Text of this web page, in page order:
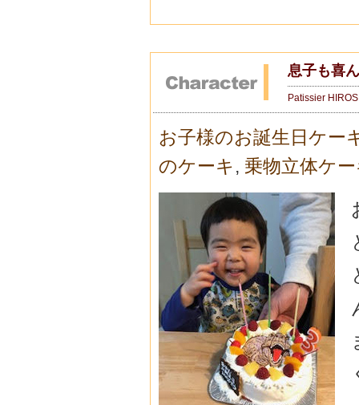
息子も喜
Patissier
お子様のお誕生日ケー
のケーキ , 乗物立体ケ